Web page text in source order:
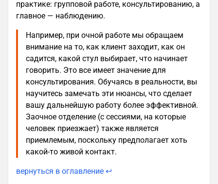
практике: групповой работе, консультированию, а
главное — наблюдению.
Например, при очной работе мы обращаем
внимание на то, как клиент заходит, как он
садится, какой стул выбирает, что начинает
говорить. Это все имеет значение для
консультирования. Обучаясь в реальности, вы
научитесь замечать эти нюансы, что сделает
вашу дальнейшую работу более эффективной.
Заочное отделение (с сессиями, на которые
человек приезжает) также является
приемлемым, поскольку предполагает хоть
какой-то живой контакт.
вернуться в оглавление ↩